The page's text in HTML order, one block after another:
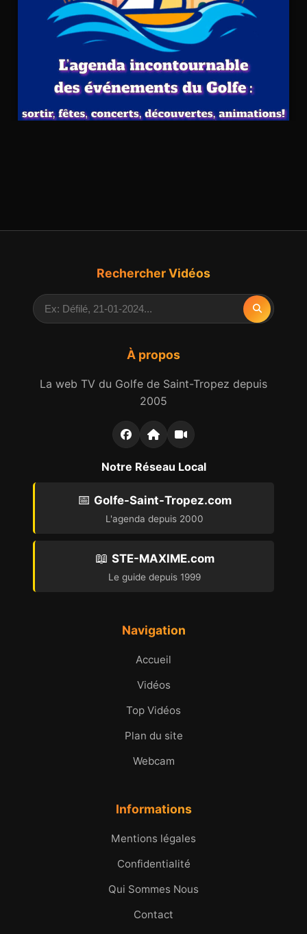
À propos
La web TV du Golfe de Saint-Tropez depuis
2005
Notre Réseau Local
📅 Golfe-Saint-Tropez.com
L'agenda depuis 2000
📖 STE-MAXIME.com
Le guide depuis 1999
Navigation
Accueil
Vidéos
Top Vidéos
Plan du site
Webcam
Informations
Mentions légales
Confidentialité
Qui Sommes Nous
Contact
Rechercher Vidéos